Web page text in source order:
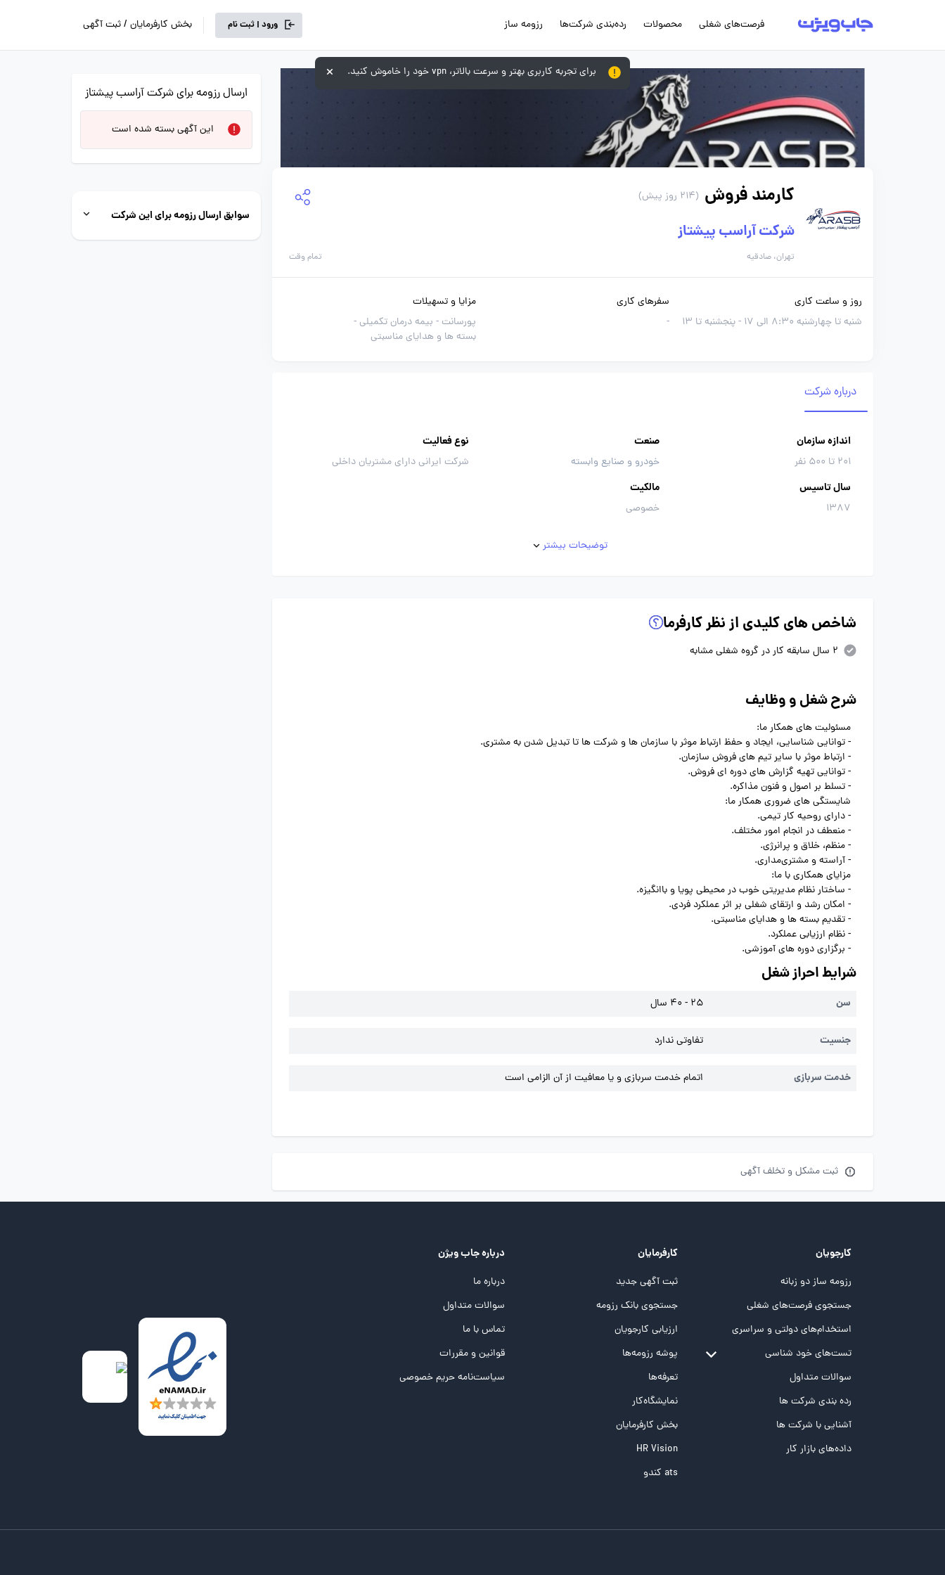
فرصت‌های شغلی محصولات رده‌بندی شرکت‌ها رزومه ساز ورود | ثبت نام بخش کارفرمایان / ثبت آگهی
کارمند فروش (214 روز پیش)
شرکت آراسب پیشتاز
تهران، صادقیه تمام وقت
روز و ساعت کاری
شنبه تا چهارشنبه 8:30 الی 17 - پنجشنبه تا 13
سفرهای کاری
-
مزایا و تسهیلات
پورسانت - بیمه درمان تکمیلی -
بسته ها و هدایای مناسبتی
درباره شرکت
اندازه سازمان
201 تا 500 نفر
صنعت
خودرو و صنایع وابسته
نوع فعالیت
شرکت ایرانی دارای مشتریان داخلی
سال تاسیس
1387
مالکیت
خصوصی
توضیحات بیشتر
شاخص های کلیدی از نظر کارفرما
2 سال سابقه کار در گروه شغلی مشابه
شرح شغل و وظایف
مسئولیت های همکار ما:
- توانایی شناسایی، ایجاد و حفظ ارتباط موثر با سازمان ها و شرکت ها تا تبدیل شدن به مشتری.
- ارتباط موثر با سایر تیم های فروش سازمان.
- توانایی تهیه گزارش های دوره ای فروش.
- تسلط بر اصول و فنون مذاکره.
شایستگی های ضروری همکار ما:
- دارای روحیه کار تیمی.
- منعطف در انجام امور مختلف.
- منظم، خلاق و پرانرژی.
- آراسته و مشتری‌مداری.
مزایای همکاری با ما:
- ساختار نظام مدیریتی خوب در محیطی پویا و باانگیزه.
- امکان رشد و ارتقای شغلی بر اثر عملکرد فردی.
- تقدیم بسته ها و هدایای مناسبتی.
- نظام ارزیابی عملکرد.
- برگزاری دوره های آموزشی.
شرایط احراز شغل
سن 25 - 40 سال
جنسیت تفاوتی ندارد
خدمت سربازی اتمام خدمت سربازی و یا معافیت از آن الزامی است
ثبت مشکل و تخلف آگهی
ارسال رزومه برای شرکت آراسب پیشتاز
این آگهی بسته شده است
سوابق ارسال رزومه برای این شرکت
کارجویان
رزومه ساز دو زبانه
جستجوی فرصت‌های شغلی
استخدام‌های دولتی و سراسری
تست‌های خود شناسی
تست MBTI
تست تیپ سنجی شغلی Holland
تست NEO
تست هوش های چندگانه
سوالات متداول
رده بندی شرکت ها
آشنایی با شرکت ها
داده‌های بازار کار
کارفرمایان
ثبت آگهی جدید
جستجوی بانک رزومه
ارزیابی کارجویان
پوشه‌‌ رزومه‌ها
تعرفه‌ها
نمایشگاه‌کار
بخش کارفرمایان
HR Vision
ats کندو
درباره جاب ویژن
درباره ما
سوالات متداول
تماس با ما
قوانین و مقررات
سیاست‌نامه حریم خصوصی
برای تجربه کاربری بهتر و سرعت بالاتر، vpn خود را خاموش کنید.